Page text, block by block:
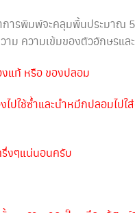
ารพิมพ์จะคลุมพื้นประมาณ
ม ความเข้มของตัวอักษรแล
แท้ หรือ ของปลอม
ปใช้ซ้ำและนำหมึกปลอมไป
งๆแน่นอนครับ